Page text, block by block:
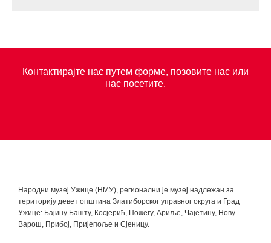
Контактирајте нас путем форме, позовите нас или
нас посетите.
Народни музеј Ужице (НМУ), регионални je музеј надлежан за
територију девет општина Златиборског управног округа и Град
Ужице: Бајину Башту, Косјерић, Пожегу, Ариље, Чајетину, Нову
Варош, Прибој, Пријепоље и Сјеницу.